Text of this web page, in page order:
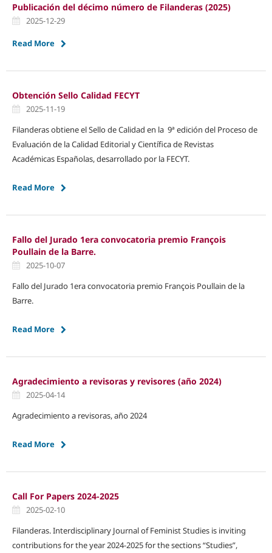
Publicación del décimo número de Filanderas (2025)
2025-12-29
Read More
Obtención Sello Calidad FECYT
2025-11-19
Filanderas obtiene el Sello de Calidad en la 9ª edición del Proceso de
Evaluación de la Calidad Editorial y Científica de Revistas
Académicas Españolas, desarrollado por la FECYT.
Read More
Fallo del Jurado 1era convocatoria premio François
Poullain de la Barre.
2025-10-07
Fallo del Jurado 1era convocatoria premio François Poullain de la
Barre.
Read More
Agradecimiento a revisoras y revisores (año 2024)
2025-04-14
Agradecimiento a revisoras, año 2024
Read More
Call For Papers 2024-2025
2025-02-10
Filanderas. Interdisciplinary Journal of Feminist Studies is inviting
contributions for the year 2024-2025 for the sections “Studies”,